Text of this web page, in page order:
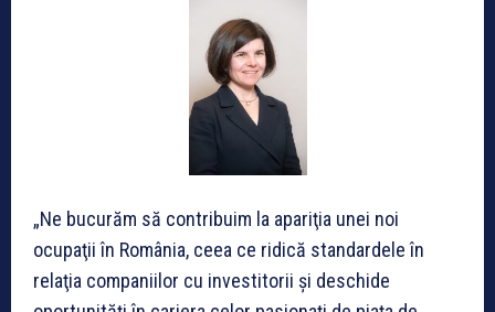
„Ne bucurăm să contribuim la apariţia unei noi
ocupaţii în România, ceea ce ridică standardele în
relaţia companiilor cu investitorii şi deschide